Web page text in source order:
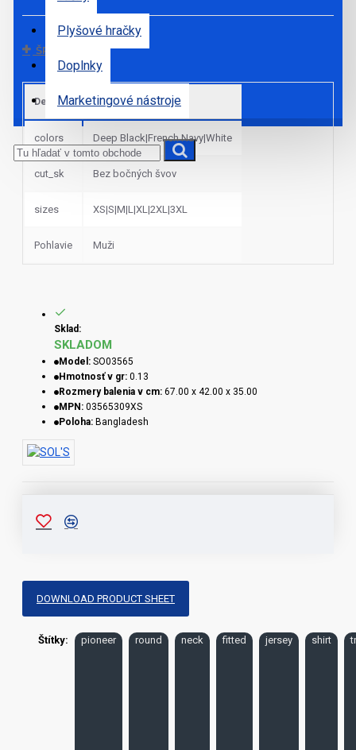
Plyšové hračky
Doplnky
Marketingové nástroje
ŠPECIFIKÁCIE
Default
colors Deep Black|French Navy|White
cut_sk Bez bočných švov
sizes XS|S|M|L|XL|2XL|3XL
Pohlavie Muži
Sklad:
SKLADOM
Model: SO03565
Hmotnosť v gr: 0.13
Rozmery balenia v cm: 67.00 x 42.00 x 35.00
MPN: 03565309XS
Poloha: Bangladesh
DOWNLOAD PRODUCT SHEET
Štítky: pioneer round neck fitted jersey shirt